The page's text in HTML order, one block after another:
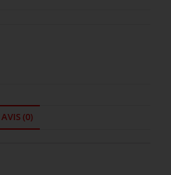
AVIS (0)